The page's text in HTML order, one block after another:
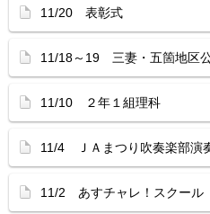
11/20 表彰式
11/18～19 三妻・五箇地区
11/10 ２年１組理科
11/4 ＪＡまつり吹奏楽部演
11/2 あすチャレ！スクール